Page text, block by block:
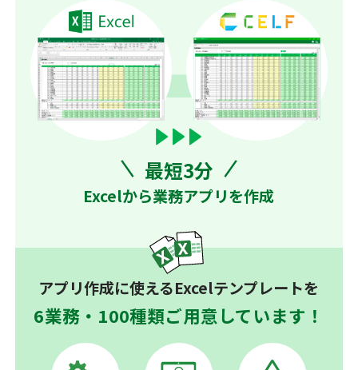
最短3分
Excelから業務アプリを作成
アプリ作成に使えるExcelテンプレートを
6業務・100種類ご用意しています！